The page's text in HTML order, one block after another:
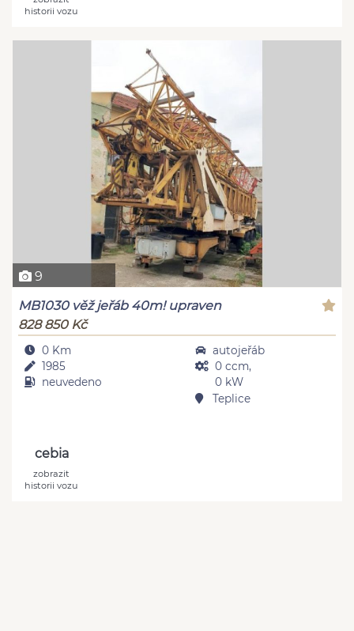
historii vozu
9
MB1030 věž jeřáb 40m! upraven
828 850 Kč
0 Km
1985
neuvedeno
autojeřáb
0 ccm,
0 kW
Teplice
cebia
zobrazit
historii vozu